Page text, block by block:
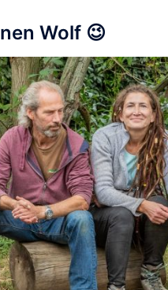
Wolf 😉